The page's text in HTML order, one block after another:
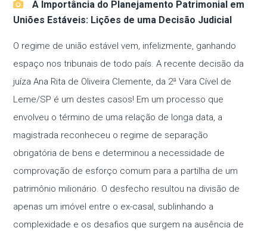
A Importância do Planejamento Patrimonial em
Uniões Estáveis: Lições de uma Decisão Judicial
O regime de união estável vem, infelizmente, ganhando
espaço nos tribunais de todo país. A recente decisão da
juíza Ana Rita de Oliveira Clemente, da 2ª Vara Cível de
Leme/SP é um destes casos! Em um processo que
envolveu o término de uma relação de longa data, a
magistrada reconheceu o regime de separação
obrigatória de bens e determinou a necessidade de
comprovação de esforço comum para a partilha de um
patrimônio milionário. O desfecho resultou na divisão de
apenas um imóvel entre o ex-casal, sublinhando a
complexidade e os desafios que surgem na ausência de